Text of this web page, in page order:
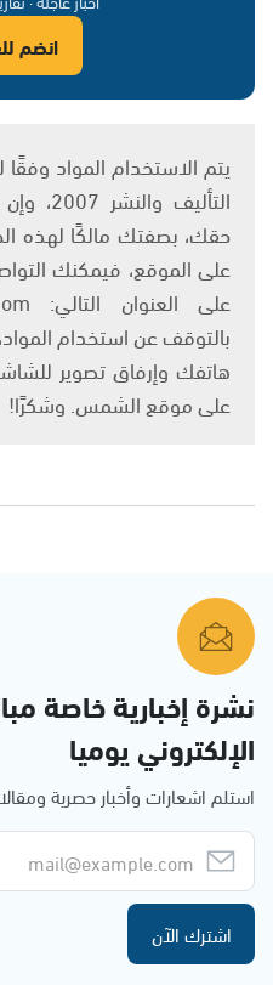
انضم
حقك، بصفتك مالكًا لهذه
على الموقع، فيمكنك
بالتوقف عن استخدام
هاتفك وإرفاق تصوير
على موقع الشمس. وشكرًا!
نشرة إخبارية خاصة
الإلكتروني يوميا
استلم اشعارات وأخبار حصرية
اشترك الآن